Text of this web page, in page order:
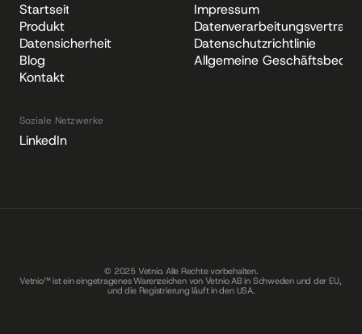
Startseite
Produkt
Datensicherheit
Blog
Kontakt
Impressum
Datenverarbeitungsvertrag
Datenschutzrichtlinie
Allgemeine
Soziale Netzwerke
LinkedIn
© 2025 Vetnio. Alle Rechte vorbehalten.
Vetnio™ ist ein eingetragenes Warenzeichen von Vetnio AB in Schweden und der EU,
und die Registrierung läuft in den USA.